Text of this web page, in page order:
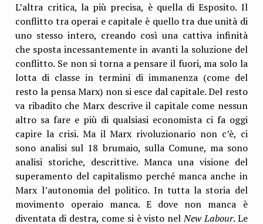
L’altra critica, la più precisa, è quella di Esposito. Il
conflitto tra operai e capitale è quello tra due unità di
uno stesso intero, creando così una cattiva infinità
che sposta incessantemente in avanti la soluzione del
conflitto. Se non si torna a pensare il fuori, ma solo la
lotta di classe in termini di immanenza (come del
resto la pensa Marx) non si esce dal capitale. Del resto
va ribadito che Marx descrive il capitale come nessun
altro sa fare e più di qualsiasi economista ci fa oggi
capire la crisi. Ma il Marx rivoluzionario non c’è, ci
sono analisi sul 18 brumaio, sulla Comune, ma sono
analisi storiche, descrittive. Manca una visione del
superamento del capitalismo perché manca anche in
Marx l’autonomia del politico. In tutta la storia del
movimento operaio manca. E dove non manca è
diventata di destra, come si è visto nelNew Labour. Le